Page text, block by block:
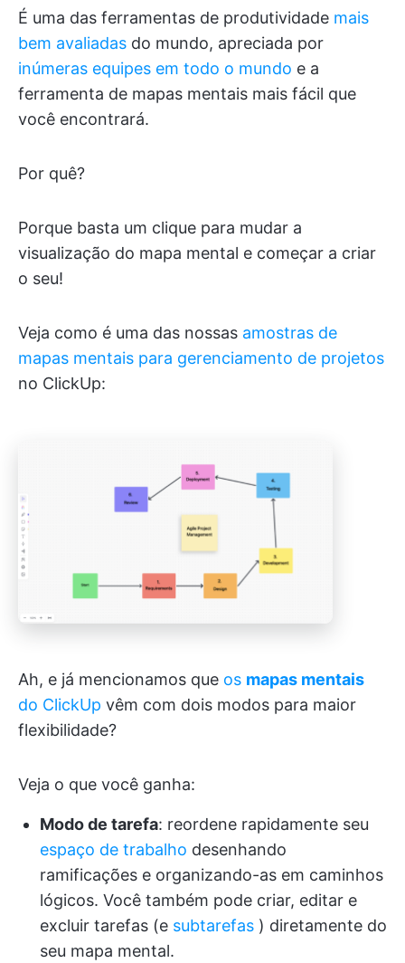
É uma das ferramentas de produtividade mais
bem avaliadas do mundo, apreciada por
inúmeras equipes em todo o mundo e a
ferramenta de mapas mentais mais fácil que
você encontrará.
Por quê?
Porque basta um clique para mudar a
visualização do mapa mental e começar a criar
o seu!
Veja como é uma das nossas amostras de
mapas mentais para gerenciamento de projetos
no ClickUp:
Ah, e já mencionamos que os mapas mentais
do ClickUp vêm com dois modos para maior
flexibilidade?
Veja o que você ganha:
Modo de tarefa: reordene rapidamente seu
espaço de trabalho desenhando
ramificações e organizando-as em caminhos
lógicos. Você também pode criar, editar e
excluir tarefas (e subtarefas ) diretamente do
seu mapa mental.